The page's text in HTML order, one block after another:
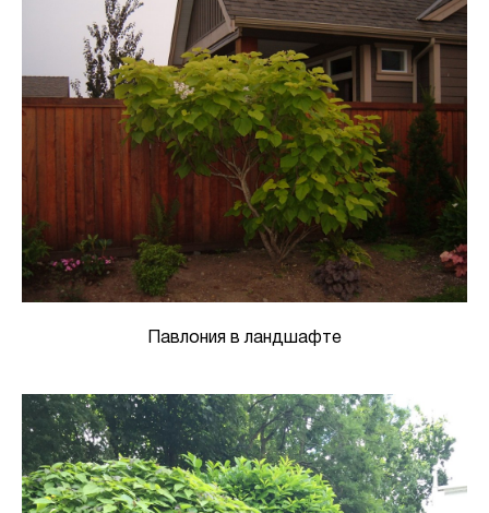
Павлония в ландшафте